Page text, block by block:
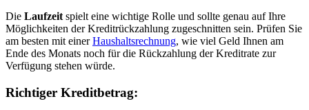
Die Laufzeit spielt eine wichtige Rolle und sollte genau auf Ihre
Möglichkeiten der Kreditrückzahlung zugeschnitten sein. Prüfen Sie
am besten mit einerHaushaltsrechnung, wie viel Geld Ihnen am
Ende des Monats noch für die Rückzahlung der Kreditrate zur
Verfügung stehen würde.
Richtiger Kreditbetrag: